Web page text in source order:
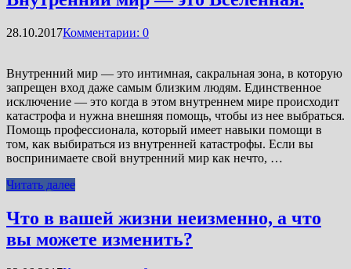
28.10.2017Комментарии: 0
Внутренний мир — это интимная, сакральная зона, в которую
запрещен вход даже самым близким людям. Единственное
исключение — это когда в этом внутреннем мире происходит
катастрофа и нужна внешняя помощь, чтобы из нее выбраться.
Помощь профессионала, который имеет навыки помощи в
том, как выбираться из внутренней катастрофы. Если вы
воспринимаете свой внутренний мир как нечто, …
Читать далее
Что в вашей жизни неизменно, а что
вы можете изменить?